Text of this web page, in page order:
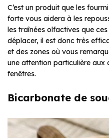
C’est un produit que les
forte vous aidera à les
les traînées olfactives que
déplacer, il est donc très
et des zones où vous
une attention particulière aux
fenêtres.
Bicarbonate de